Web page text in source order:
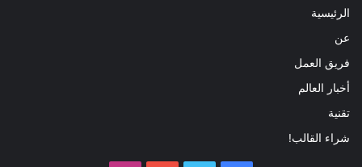
الرئيسية
عن
فريق العمل
أخبار العالم
تقنية
شراء القالب!